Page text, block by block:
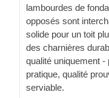
lambourdes de
opposés sont
solide pour un toit
des charnières
qualité uniquement
pratique, qualité
serviable.